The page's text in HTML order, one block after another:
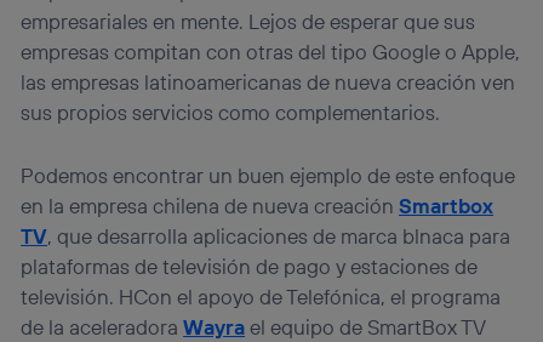
empresariales en mente. Lejos de esperar que sus
empresas compitan con otras del tipo Google o Apple,
las empresas latinoamericanas de nueva creación ven
sus propios servicios como complementarios.
Podemos encontrar un buen ejemplo de este enfoque
en la empresa chilena de nueva creaciónSmartbox
TV, que desarrolla aplicaciones de marca blnaca para
plataformas de televisión de pago y estaciones de
televisión. HCon el apoyo de Telefónica, el programa
de la aceleradoraWayrael equipo de SmartBox TV